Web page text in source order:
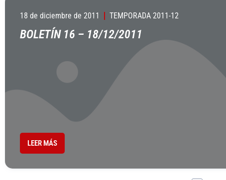
18 de diciembre de 2011 TEMPORADA 2011-12
BOLETÍN 16 – 18/12/2011
LEER MÁS